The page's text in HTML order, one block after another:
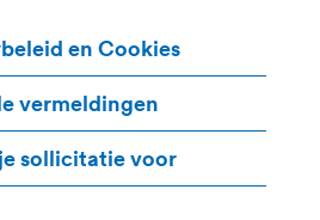
en Cookies
vermeldingen
sollicitatie voor